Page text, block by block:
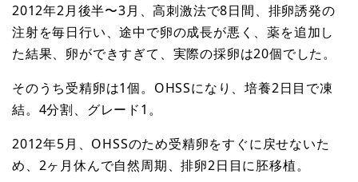
2012年2月後半〜3月、高刺激法で8日間、排卵誘発の
注射を毎日行い、途中で卵の成長が悪く、薬を追加し
た結果、卵ができすぎて、実際の採卵は20個でした。
そのうち受精卵は1個。OHSSになり、培養2日目で凍
結。4分割、グレード1。
2012年5月、OHSSのため受精卵をすぐに戻せないた
め、2ヶ月休んで自然周期、排卵2日目に胚移植。